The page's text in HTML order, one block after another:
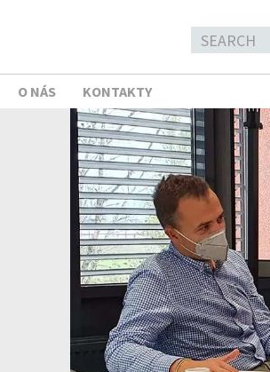
O NÁS KONTAKTY